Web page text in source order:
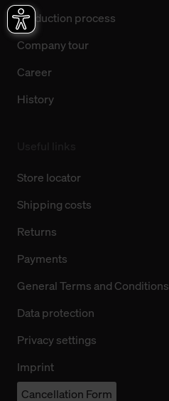
Production process
Company tour
Career
History
Store locator
Shipping costs
Returns
Payments
General Terms and Conditions
Data protection
Privacy settings
Imprint
Cancellation Form